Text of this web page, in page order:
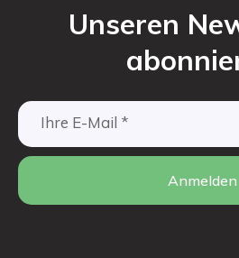
Unseren
Anmelden